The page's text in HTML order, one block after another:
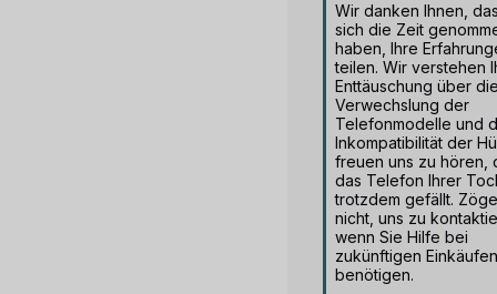
Wir danken Ihnen,
sich die Zeit
haben, Ihre
teilen. Wir verstehen
Enttäuschung über
Verwechslung der
Telefonmodelle und
Inkompatibilität der
freuen uns zu hören,
das Telefon Ihrer
trotzdem gefällt.
nicht, uns zu
wenn Sie Hilfe bei
zukünftigen Einkäufen
benötigen.